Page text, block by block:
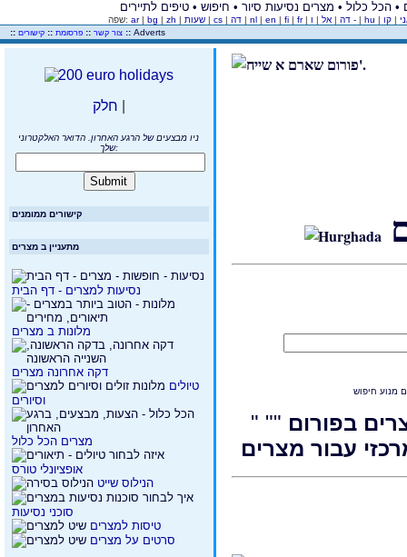
שפה: ar | bg | zh | | cs | | nl | en | fi | fr | דה | אל | ו - | hu |
|
:: צור קשר :: פרסומת :: קישורים :: Adverts
ניו מבצעים של הרגע האחרון. הדואר האלקטרוני
שלך:
קישורים ממומנים
מתעניין ב מצרים
נסיעות למצרים - דף הבית
מלונות ב מצרים
דקה אחרונה מצרים
וסיורים
מצרים הכל כלול
אופציונלי טורס
הנילוס שייט
סוכני נסיעות
טיסות למצרים
סרטים על מצרים
" בפורום ""